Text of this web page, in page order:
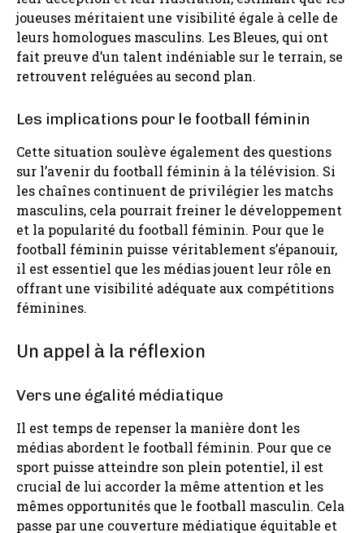
joueuses méritaient une visibilité égale à celle de
leurs homologues masculins. Les Bleues, qui ont
fait preuve d’un talent indéniable sur le terrain, se
retrouvent reléguées au second plan.
Les implications pour le football féminin
Cette situation soulève également des questions
sur l’avenir du football féminin à la télévision. Si
les chaînes continuent de privilégier les matchs
masculins, cela pourrait freiner le développement
et la popularité du football féminin. Pour que le
football féminin puisse véritablement s’épanouir,
il est essentiel que les médias jouent leur rôle en
offrant une visibilité adéquate aux compétitions
féminines.
Un appel à la réflexion
Vers une égalité médiatique
Il est temps de repenser la manière dont les
médias abordent le football féminin. Pour que ce
sport puisse atteindre son plein potentiel, il est
crucial de lui accorder la même attention et les
mêmes opportunités que le football masculin. Cela
passe par une couverture médiatique équitable et